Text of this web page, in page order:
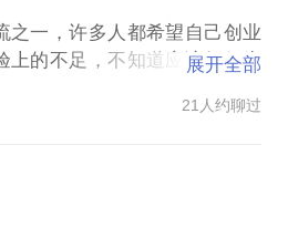
己也是钛媒体、虎嗅、百度百
业观察者和大咖有着密切的交
到微观，从互联网的视角全面
下的现实遭遇，并寻找出适合
的最新认知理解，结合你的实
路径，转型也好，转行也好，
一年创业孵化器运营经历，让
与理解，结合身边的自媒体人
本适用的方法论，在“媒体+行
行业结合，建立与用户充分连
之一，许多人都希望自己创业
上的不足，不知道应该如何为
项目，并进行了南都PAI、品
驾家、创客猛犸、橄榄社、童
展开全部
21人约聊过